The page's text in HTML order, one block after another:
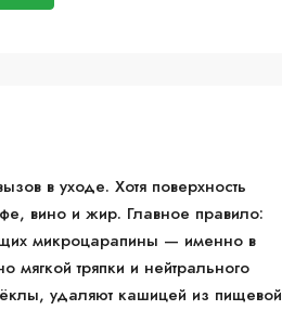
в уходе. Хотя поверхность
вино и жир. Главное правило:
микроцарапины — именно в
мягкой тряпки и нейтрального
удаляют кашицей из пищевой